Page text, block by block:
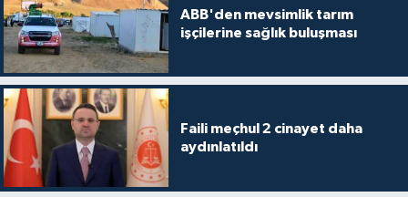
ABB'den mevsimlik tarım
işçilerine sağlık buluşması
Faili meçhul 2 cinayet daha
aydınlatıldı